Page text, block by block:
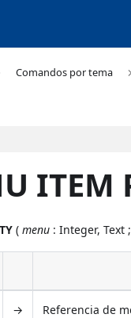
Comandos por tema
ITEM
(menu : Integer, Text
→ Referencia de